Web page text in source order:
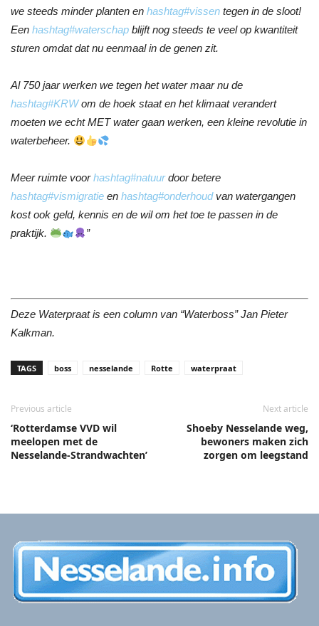
we steeds minder planten en hashtag#vissen tegen in de sloot!
Een hashtag#waterschap blijft nog steeds te veel op kwantiteit
sturen omdat dat nu eenmaal in de genen zit.
Al 750 jaar werken we tegen het water maar nu de
hashtag#KRWom de hoek staat en het klimaat verandert
moeten we echt MET water gaan werken, een kleine revolutie in
waterbeheer.
Meer ruimte voorhashtag#natuurdoor betere
hashtag#vismigratie en hashtag#onderhoudvan watergangen
kost ook geld, kennis en de wil om het toe te passen in de
praktijk.
”
Deze Waterpraat is een column van “Waterboss” Jan Pieter
Kalkman.
TAGS boss nesselande Rotte waterpraat
Previous article
‘Rotterdamse VVD wil
meelopen met de
Nesselande-Strandwachten’
Next article
Shoeby Nesselande weg,
bewoners maken zich
zorgen om leegstand